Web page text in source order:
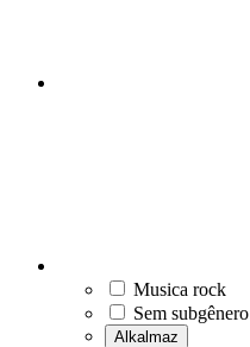
Musica rock
Sem subgênero
Alkalmaz